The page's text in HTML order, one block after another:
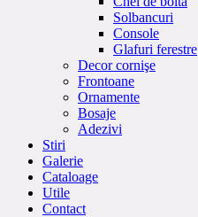
Solbancuri
Console
Glafuri ferestre
Decor cornişe
Frontoane
Ornamente
Bosaje
Adezivi
Stiri
Galerie
Cataloage
Utile
Contact